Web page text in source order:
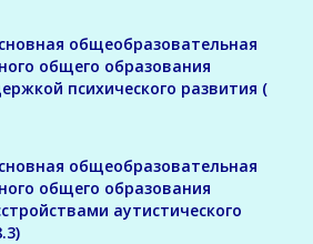
общеобразовательная
общего образования
психического развития (
общеобразовательная
общего образования
аутистического